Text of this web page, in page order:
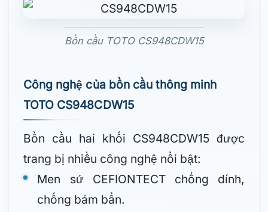
Bồn cầu TOTO CS948CDW15
Công nghệ của bồn cầu thông minh
TOTO CS948CDW15
Bồn cầu hai khối CS948CDW15 được
trang bị nhiều công nghệ nổi bật:
Men sứ CEFIONTECT chống dính,
chống bám bẩn.